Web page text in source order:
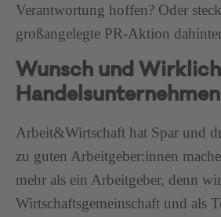
Verantwortung hoffen? Oder
großangelegte PR-Aktion
Wunsch und
Handelsunternehmen
Arbeit&Wirtschaft hat Spar und
zu guten Arbeitgeber:innen
mehr als ein Arbeitgeber, denn
Wirtschaftsgemeinschaft und als